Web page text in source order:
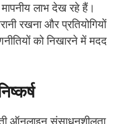
लाभ देख रहे हैं।
रखना और प्रतियोगियों
को निखारने में मदद